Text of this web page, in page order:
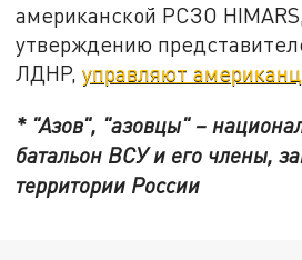
американской РСЗО
утверждению
ЛДНР,управляют
* "Азов", "азовцы" –
батальон ВСУ и его члены,
территории России